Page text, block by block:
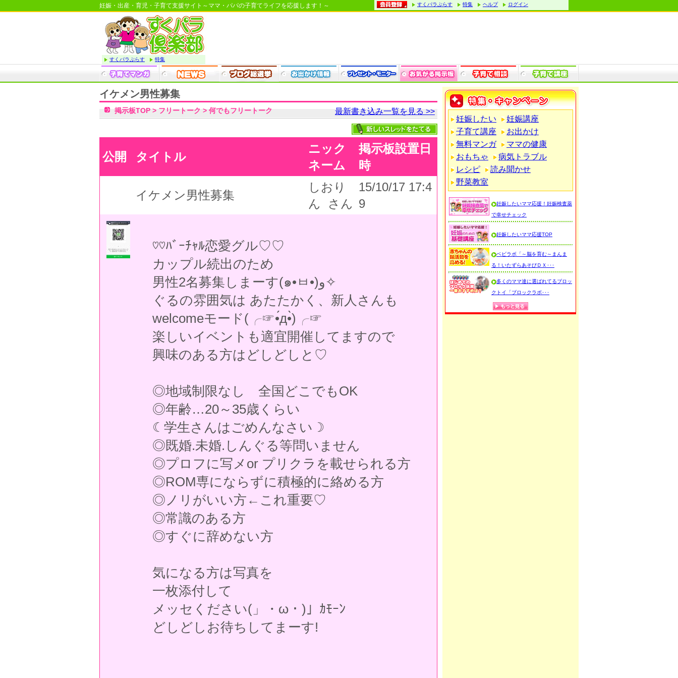
妊娠・出産・育児・子育て支援サイト～ママ・パパの子育てライフを応援します！～ すくパラぷらす 特集 ヘルプ ログイン
すくパラぷらす 特集
イケメン男性募集
最新書き込み一覧を見る >>
掲示板TOP > フリートーク >何でもフリートーク
公開 タイトル
ニック
ネーム
掲示板設置日
時
イケメン男性募集
しおり
ん さん
15/10/17 17:4
9
♡♡ﾊﾞｰﾁｬﾙ恋愛グル♡♡
カップル続出のため
男性2名募集しまーす(๑•ㅂ•)و✧
ぐるの雰囲気は あたたかく、新人さんも
welcomeモード(╭☞•́д•̀)╭☞
楽しいイベントも適宜開催してますので
興味のある方はどしどしと♡
◎地域制限なし 全国どこでもOK
◎年齢…20～35歳くらい
☾学生さんはごめんなさい☽
◎既婚.未婚.しんぐる等問いません
◎プロフに写メor プリクラを載せられる方
◎ROM専にならずに積極的に絡める方
◎ノリがいい方←これ重要♡
◎常識のある方
◎すぐに辞めない方
気になる方は写真を
一枚添付して
メッセください(」・ω・)」ｶﾓｰﾝ
どしどしお待ちしてまーす!
妊娠したい
妊娠講座
子育て講座
お出かけ
無料マンガ
ママの健康
おもちゃ
病気トラブル
レシピ
読み聞かせ
野菜教室
妊娠したいママ応援！妊娠検査薬
で幸せチェック
妊娠したいママ応援TOP
ベビラボ「～脳を育む～まんま
る！いたずらあそびＤＸ･･･
多くのママ達に選ばれてるブロッ
クトイ「ブロックラボ･･･